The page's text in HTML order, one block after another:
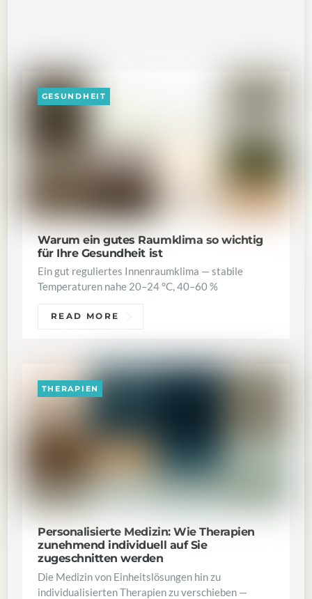
Warum ein gutes Raumklima so wichtig
für Ihre Gesundheit ist
GESUNDHEIT
Ein gut reguliertes Innenraumklima — stabile
Temperaturen nahe 20–24 °C, 40–60 %
READ MORE
Personalisierte Medizin: Wie Therapien
zunehmend individuell auf Sie
zugeschnitten werden
THERAPIEN
Die Medizin von Einheitslösungen hin zu
individualisierten Therapien zu verschieben —